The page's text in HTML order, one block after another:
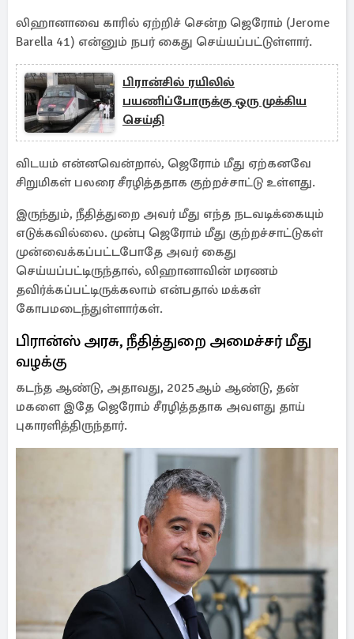
லிஹானாவை காரில் ஏற்றிச் சென்ற ஜெரோம் (Jerome
Barella 41) என்னும் நபர் கைது செய்யப்பட்டுள்ளார்.
பிரான்சில் ரயிலில்
பயணிப்போருக்கு ஒரு முக்கிய
செய்தி
விடயம் என்னவென்றால், ஜெரோம் மீது ஏற்கனவே
சிறுமிகள் பலரை சீரழித்ததாக குற்றச்சாட்டு உள்ளது.
இருந்தும், நீதித்துறை அவர் மீது எந்த நடவடிக்கையும்
எடுக்கவில்லை. முன்பு ஜெரோம் மீது குற்றச்சாட்டுகள்
முன்வைக்கப்பட்டபோதே அவர் கைது
செய்யப்பட்டிருந்தால், லிஹானாவின் மரணம்
தவிர்க்கப்பட்டிருக்கலாம் என்பதால் மக்கள்
கோபமடைந்துள்ளார்கள்.
பிரான்ஸ் அரசு, நீதித்துறை அமைச்சர் மீது
வழக்கு
கடந்த ஆண்டு, அதாவது, 2025ஆம் ஆண்டு, தன்
மகளை இதே ஜெரோம் சீரழித்ததாக அவளது தாய்
புகாரளித்திருந்தார்.